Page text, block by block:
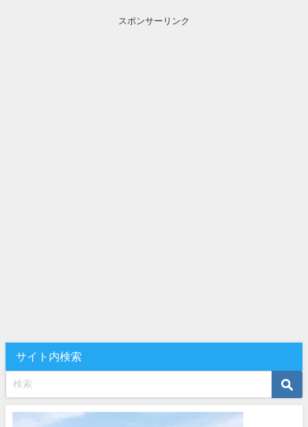
スポンサーリンク
サイト内検索